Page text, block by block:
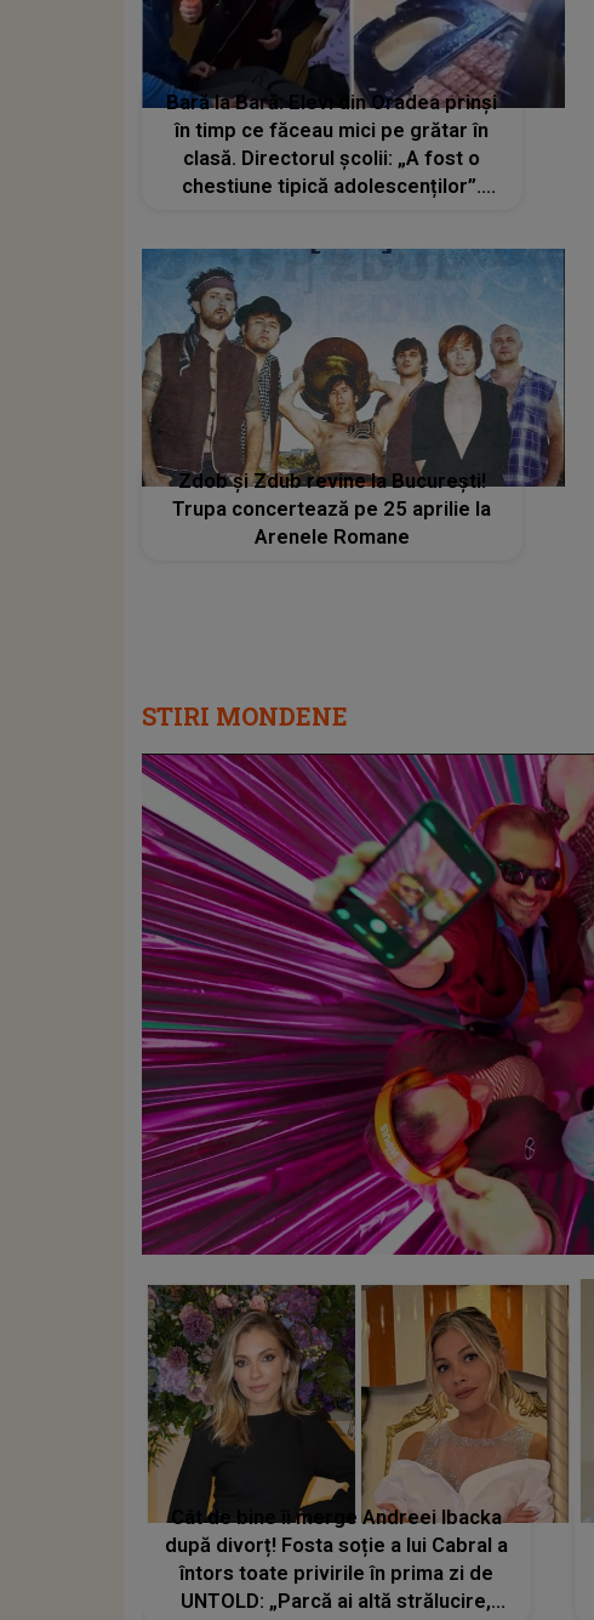
Bară la Bară: Elevi din Oradea prinși
în timp ce făceau mici pe grătar în
clasă. Directorul școlii: „A fost o
chestiune tipică adolescenților”.
Zdob şi Zdub revine la Bucureşti!
Trupa concertează pe 25 aprilie la
Arenele Romane
STIRI MONDENE
Cât de bine îi merge Andreei Ibacka
după divorț! Fosta soție a lui Cabral a
întors toate privirile în prima zi de
UNTOLD: „Parcă ai altă strălucire,